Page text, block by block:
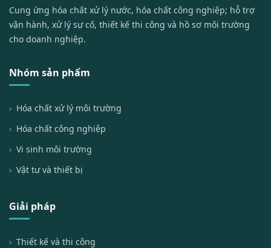
Cung ứng hóa chất xử lý nước, hóa chất công nghiệp; hỗ trợ
vận hành, xử lý sự cố, thiết kế thi công và hồ sơ môi trường
cho doanh nghiệp.
Nhóm sản phẩm
Hóa chất xử lý môi trường
Hóa chất công nghiệp
Vi sinh môi trường
Vật tư và thiết bị
Giải pháp
Thiết kế và thi công